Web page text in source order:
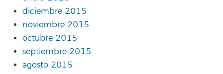
diciembre 2015
noviembre 2015
octubre 2015
septiembre 2015
agosto 2015